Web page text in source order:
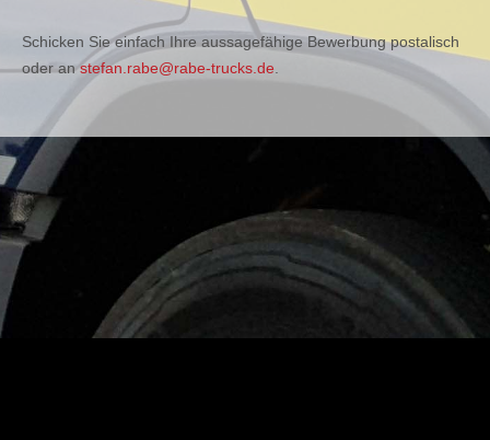
Schicken Sie einfach Ihre aussagefähige Bewerbung postalisch
oder anstefan.rabe@rabe-trucks.de.